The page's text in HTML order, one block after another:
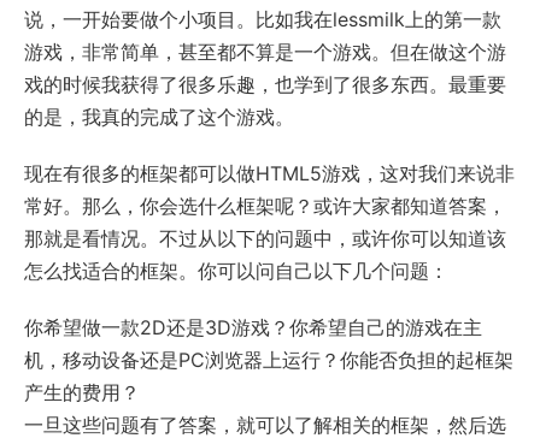
说，一开始要做个小项目。比如我在lessmilk上的第一款
游戏，非常简单，甚至都不算是一个游戏。但在做这个游
戏的时候我获得了很多乐趣，也学到了很多东西。最重要
的是，我真的完成了这个游戏。
现在有很多的框架都可以做HTML5游戏，这对我们来说非
常好。那么，你会选什么框架呢？或许大家都知道答案，
那就是看情况。不过从以下的问题中，或许你可以知道该
怎么找适合的框架。你可以问自己以下几个问题：
你希望做一款2D还是3D游戏？你希望自己的游戏在主
机，移动设备还是PC浏览器上运行？你能否负担的起框架
产生的费用？
一旦这些问题有了答案，就可以了解相关的框架，然后选